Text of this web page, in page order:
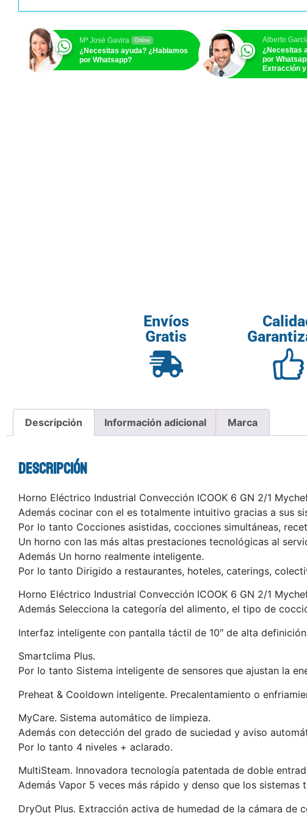
Mª José Gavira Online
¿Necesitas ayuda? ¿Hablamos
por Whatsapp?
Alberto
¿Necesitas
por
Extracción
Envíos
Gratis
Descripción Información adicional Marca
Descripción
Horno Eléctrico Industrial Convección ICOOK 6 GN 2/1
Además cocinar con el es totalmente intuitivo gracias a sus
Por lo tanto Cocciones asistidas, cocciones simultáneas,
Un horno con las más altas prestaciones tecnológicas al
Además Un horno realmente inteligente.
Por lo tanto Dirigido a restaurantes, hoteles, caterings,
Horno Eléctrico Industrial Convección ICOOK 6 GN 2/1
Además Selecciona la categoría del alimento, el tipo de
Interfaz inteligente con pantalla táctil de 10″ de alta
Smartclima Plus.
Por lo tanto Sistema inteligente de sensores que ajustan la
Preheat & Cooldown inteligente. Precalentamiento o
MyCare. Sistema automático de limpieza.
Además con detección del grado de suciedad y aviso
Por lo tanto 4 niveles + aclarado.
MultiSteam. Innovadora tecnología patentada de doble
Además Vapor 5 veces más rápido y denso que los
DryOut Plus. Extracción activa de humedad de la cámara de